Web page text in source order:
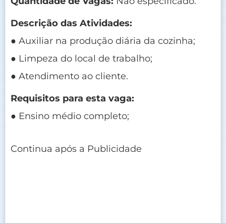
Descrição das Atividades:
● Auxiliar na produção diária da cozinha;
● Limpeza do local de trabalho;
● Atendimento ao cliente.
Requisitos para esta vaga:
● Ensino médio completo;
Continua após a Publicidade